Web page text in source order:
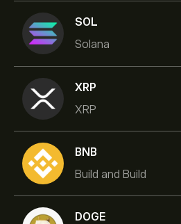
SOL
Solana
XRP
XRP
BNB
Build and Build
DOGE